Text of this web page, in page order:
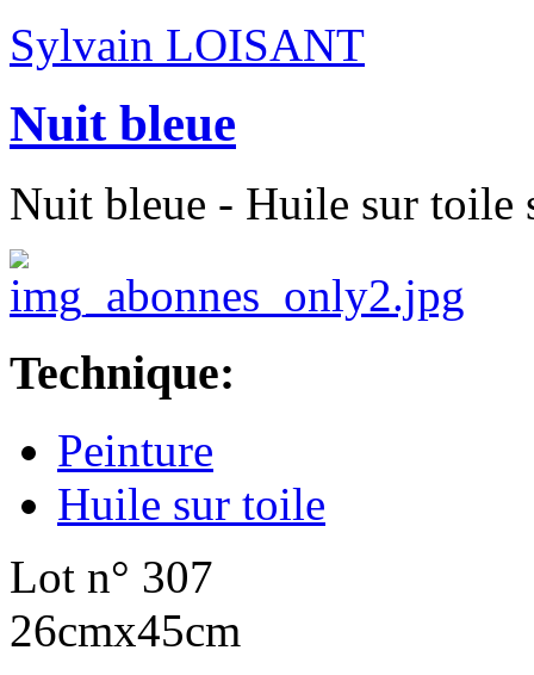
Sylvain LOISANT
Nuit bleue
Nuit bleue - Huile sur toile
Technique:
Peinture
Huile sur toile
Lot n° 307
26cmx45cm